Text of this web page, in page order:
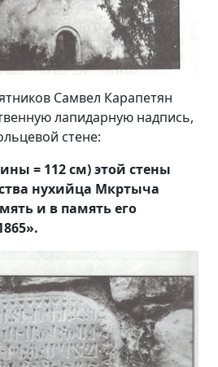
Самвел Карапетян
лапидарную надпись,
стене:
= 112см) этой стены
нухийца Мкртыча
и в память его
.